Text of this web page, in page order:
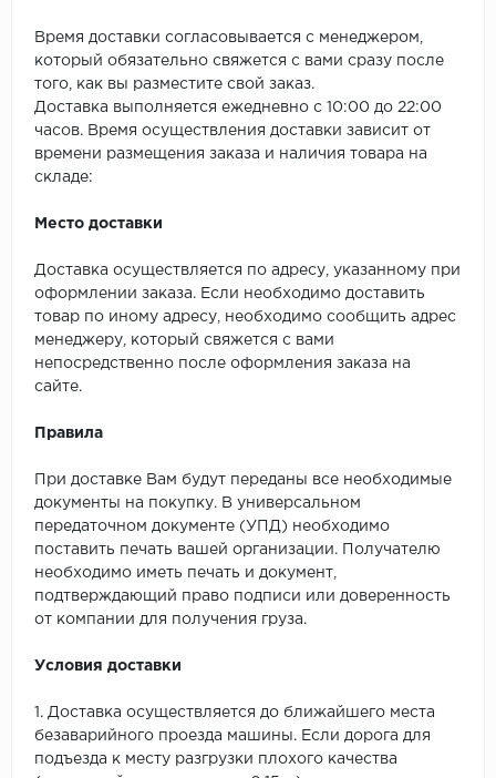
Vinil click
Wonderful Vinyl
Время доставки согласовывается с менеджером,
который обязательно свяжется с вами сразу после
того, как вы разместите свой заказ.
Доставка выполняется ежедневно с 10:00 до 22:00
часов. Время осуществления доставки зависит от
времени размещения заказа и наличия товара на
складе:
Место доставки
Доставка осуществляется по адресу, указанному при
оформлении заказа. Если необходимо доставить
товар по иному адресу, необходимо сообщить адрес
менеджеру, который свяжется с вами
непосредственно после оформления заказа на
сайте.
Правила
При доставке Вам будут переданы все необходимые
документы на покупку. В универсальном
передаточном документе (УПД) необходимо
поставить печать вашей организации. Получателю
необходимо иметь печать и документ,
подтверждающий право подписи или доверенность
от компании для получения груза.
Условия доставки
1. Доставка осуществляется до ближайшего места
безаварийного проезда машины. Если дорога для
подъезда к месту разгрузки плохого качества